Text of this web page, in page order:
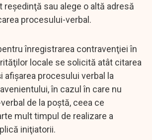
reşedinţă sau alege o altă adresă
procesului-verbal.
înregistrarea contravenţiei în
locale se solicită atât citarea
afişarea procesului verbal la
în cazul în care nu
de la poştă, ceea ce
mult timpul de realizare a
iniţiatorii.